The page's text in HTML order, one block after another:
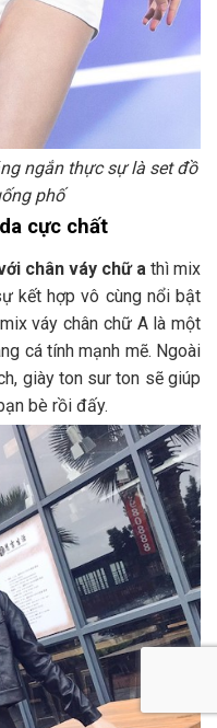
ngắn thực sự là set đồ
phố
cực chất
chân váy chữ athì mix
kết hợp vô cùng nổi bật
váy chân chữ A là một
cá tính mạnh mẽ. Ngoài
giày ton sur ton sẽ giúp
bè rồi đấy.